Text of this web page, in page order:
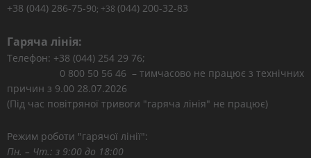
+38 (044) 286-75-90; +38 (044) 200-32-83
Гаряча лінія:
Телефон: +38 (044) 254 29 76;
0 800 50 56 46 – тимчасово не працює з технічних
причин з 9.00 28.07.2026
(Під час повітряної тривоги "гаряча лінія" не працює)
Режим роботи "гарячої лінії":
Пн. – Чт.: з 9:00 до 18:00